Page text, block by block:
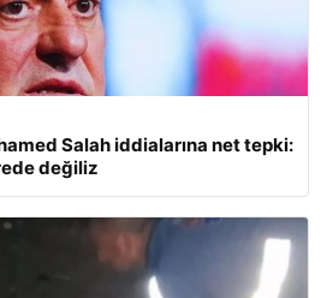
Salah iddialarına net tepki:
değiliz